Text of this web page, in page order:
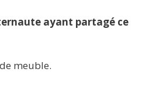
ayant partagé ce
meuble.